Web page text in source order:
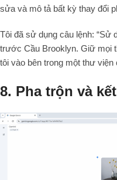
sửa và mô tả bất kỳ thay đổi
Tôi đã sử dụng câu lệnh: “Sử
trước Cầu Brooklyn. Giữ mọi
tôi vào bên trong một thư viện
8. Pha trộn và